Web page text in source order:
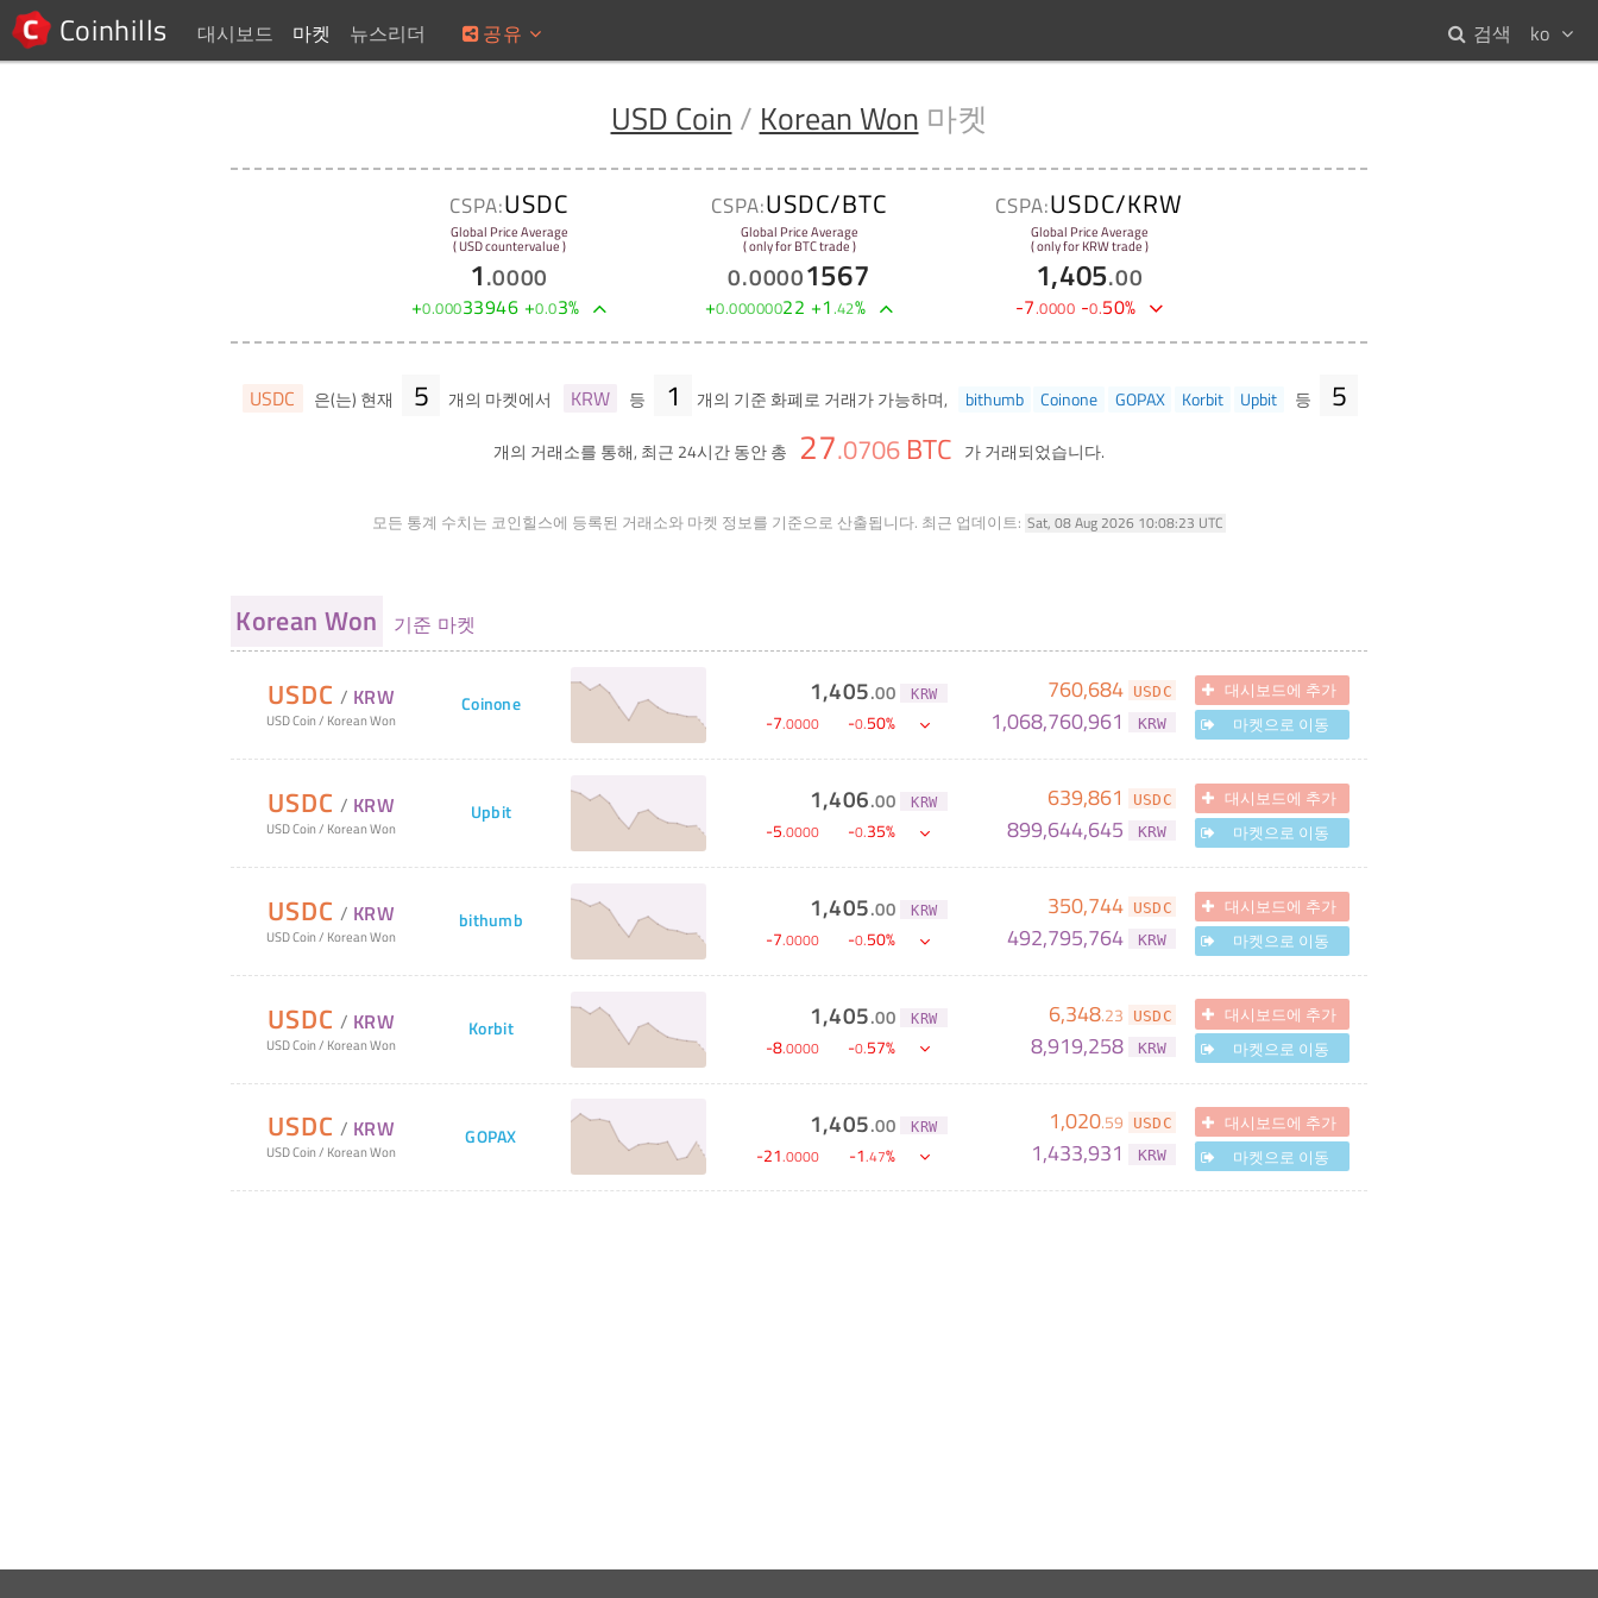
Coinhills 대시보드 마켓 뉴스리더 공유 ko
검색
USD Coin / Korean Won 마켓
CSPA:USDC
Global Price Average
( USD countervalue )
1.0000
+0.00033946 +0.03%
CSPA:USDC/BTC
Global Price Average
( only for BTC trade )
0.00001567
+0.00000022 +1.42%
CSPA:USDC/KRW
Global Price Average
( only for KRW trade )
1,405.00
-7.0000 -0.50%
USDC 은(는) 현재 5 개의 마켓에서 KRW 등 1 개의 기준 화폐로 거래가 가능하며, bithumb Coinone GOPAX Korbit Upbit 등 5
개의 거래소를 통해, 최근 24시간 동안 총 27.0706 BTC 가 거래되었습니다.
모든 통계 수치는 코인힐스에 등록된 거래소와 마켓 정보를 기준으로 산출됩니다. 최근 업데이트: Sat, 08 Aug 2026 10:08:23 UTC
Korean Won 기준 마켓
USDC / KRW
USD Coin/ Korean Won
Coinone 1,405.00 KRW
-7.0000 -0.50%
760,684 USDC
1,068,760,961 KRW
대시보드에 추가
마켓으로 이동
USDC / KRW
USD Coin/ Korean Won
Upbit 1,406.00 KRW
-5.0000 -0.35%
639,861 USDC
899,644,645 KRW
대시보드에 추가
마켓으로 이동
USDC / KRW
USD Coin/ Korean Won
bithumb 1,405.00 KRW
-7.0000 -0.50%
350,744 USDC
492,795,764 KRW
대시보드에 추가
마켓으로 이동
USDC / KRW
USD Coin/ Korean Won
Korbit 1,405.00 KRW
-8.0000 -0.57%
6,348.23 USDC
8,919,258 KRW
대시보드에 추가
마켓으로 이동
USDC / KRW
USD Coin/ Korean Won
GOPAX 1,405.00 KRW
-21.0000 -1.47%
1,020.59 USDC
1,433,931 KRW
대시보드에 추가
마켓으로 이동